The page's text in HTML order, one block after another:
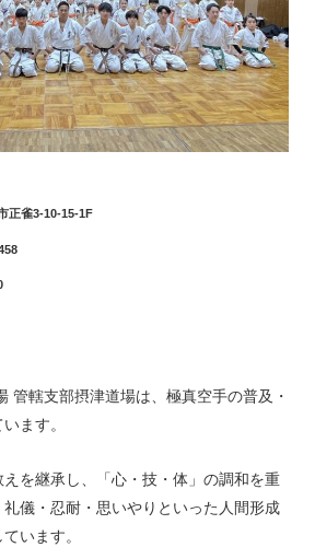
正雀3-10-15-1F
管轄支部摂津道場は、極真空手の普及・
ます。
を継承し、「心・技・体」の調和を重
儀・忍耐・思いやりといった人間形成
います。